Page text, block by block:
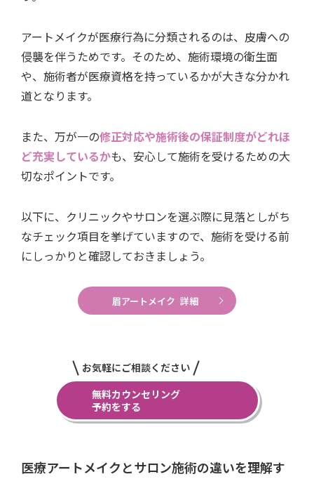
アートメイクが医療行為に分類されるのは、皮膚への
侵襲を伴うためです。そのため、施術環境の衛生面
や、施術者が医療資格を持っているかが大きな分かれ
道となります。
また、万が一の修正対応や施術後の保証制度がどれほ
ど充実しているかも、安心して施術を受けるための大
切なポイントです。
以下に、クリニックやサロンを選ぶ際に見落としがち
なチェック項目を挙げていますので、施術を受ける前
にしっかりと確認しておきましょう。
眉アートメイク 詳細
お気軽にご相談ください
無料カウンセリング
予約をする
医療アートメイクとサロン施術の違いを理解す